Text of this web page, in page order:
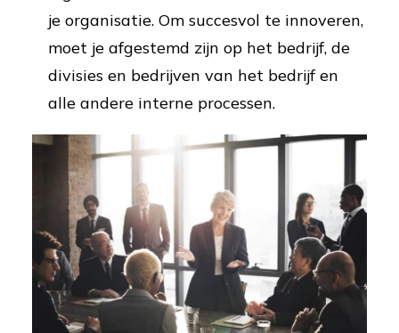
je organisatie. Om succesvol te innoveren,
moet je afgestemd zijn op het bedrijf, de
divisies en bedrijven van het bedrijf en
alle andere interne processen.